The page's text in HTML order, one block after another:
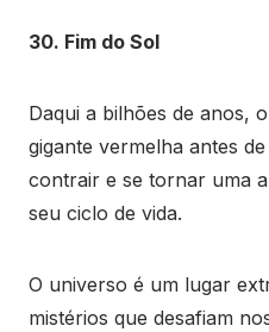
30. Fim do Sol
Daqui a bilhões de anos,
gigante vermelha antes
contrair e se tornar uma
seu ciclo de vida.
O universo é um lugar
mistérios que desafiam